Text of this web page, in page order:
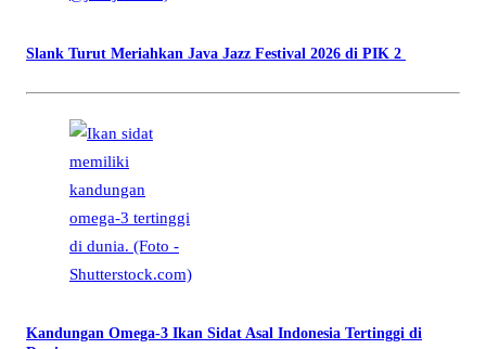
Slank Turut Meriahkan Java Jazz Festival 2026 di PIK 2
Kandungan Omega-3 Ikan Sidat Asal Indonesia Tertinggi di